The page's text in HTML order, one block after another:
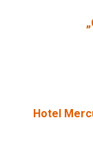
Hotel